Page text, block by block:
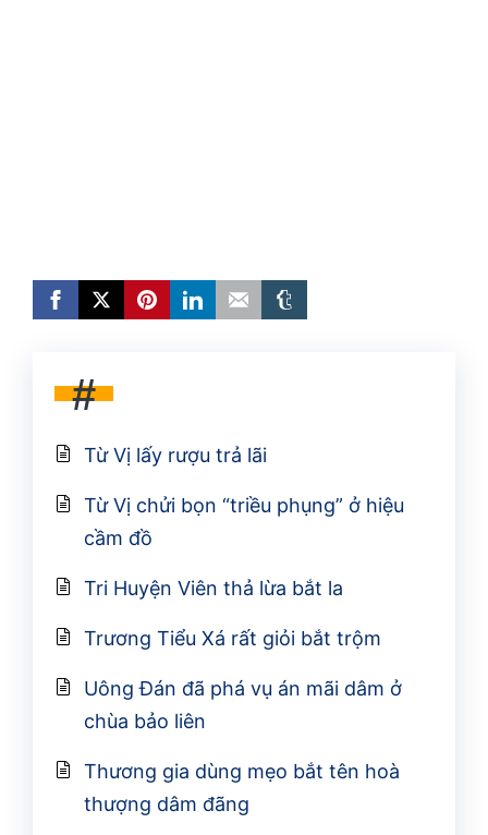
#
Từ Vị lấy rượu trả lãi
Từ Vị chửi bọn “triều phụng” ở hiệu
cầm đồ
Tri Huyện Viên thả lừa bắt la
Trương Tiểu Xá rất giỏi bắt trộm
Uông Đán đã phá vụ án mãi dâm ở
chùa bảo liên
Thương gia dùng mẹo bắt tên hoà
thượng dâm đãng